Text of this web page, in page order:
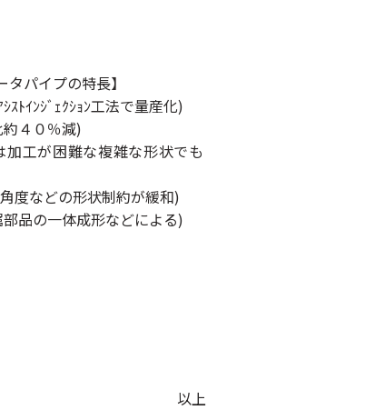
タパイプの特長】
ﾄｲﾝｼﾞｪｸｼｮﾝ工法で量産化)
４０％減)
工が困難な複雑な形状でも
の形状制約が緩和)
品の一体成形などによる)
以上